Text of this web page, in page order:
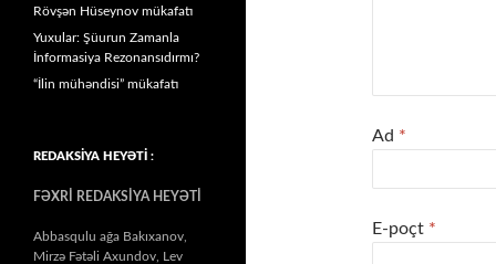
Ad *
E-poçt *
Rövşən Hüseynov mükafatı
Yuxular: Şüurun Zamanla
İnformasiya Rezonansıdırmı?
“İlin mühəndisi” mükafatı
REDAKSİYA HEYƏTİ :
FƏXRİ REDAKSİYA HEYƏTİ
Abbasqulu ağa Bakıxanov,
Mirzə Fətəli Axundov, Lev